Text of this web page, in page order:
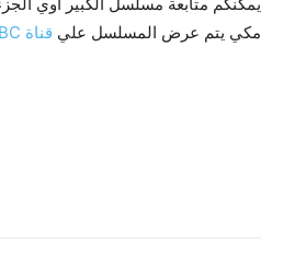
مكي يتم عرض المسلسل علي قناة CBC دراما الفضائية